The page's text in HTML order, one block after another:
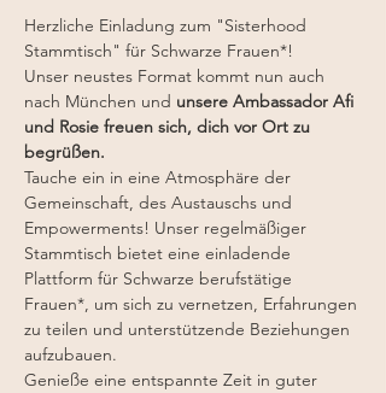
Herzliche Einladung zum "Sisterhood
Stammtisch" für Schwarze Frauen*!
Unser neustes Format kommt nun auch
nach München und unsere Ambassador Afi
und Rosie freuen sich, dich vor Ort zu
begrüßen.
Tauche ein in eine Atmosphäre der
Gemeinschaft, des Austauschs und
Empowerments! Unser regelmäßiger
Stammtisch bietet eine einladende
Plattform für Schwarze berufstätige
Frauen*, um sich zu vernetzen, Erfahrungen
zu teilen und unterstützende Beziehungen
aufzubauen.
Genieße eine entspannte Zeit in guter